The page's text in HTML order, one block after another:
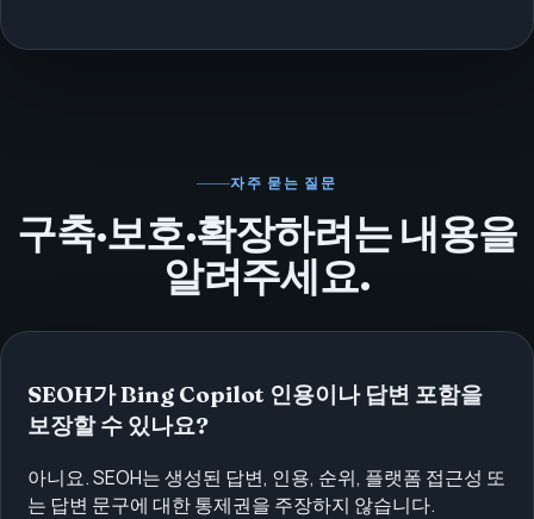
자주 묻는 질문
구축·보호·확장하려는 내용을
알려주세요.
SEOH가 Bing Copilot 인용이나 답변 포함을
보장할 수 있나요?
아니요. SEOH는 생성된 답변, 인용, 순위, 플랫폼 접근성 또
는 답변 문구에 대한 통제권을 주장하지 않습니다.